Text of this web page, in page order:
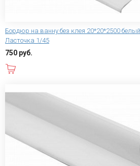
Бордюр на ванну без клея 20*20*2500 белый
Ласточка 1/45
750 руб.